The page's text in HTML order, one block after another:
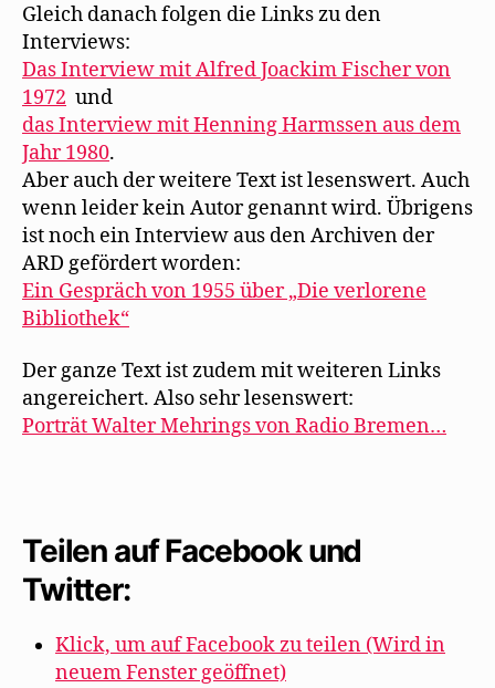
Gleich danach folgen die Links zu den
Interviews:
Das Interview mit Alfred Joackim Fischer von
1972 und
das Interview mit Henning Harmssen aus dem
Jahr 1980.
Aber auch der weitere Text ist lesenswert. Auch
wenn leider kein Autor genannt wird. Übrigens
ist noch ein Interview aus den Archiven der
ARD gefördert worden:
Ein Gespräch von 1955 über „Die verlorene
Bibliothek“
Der ganze Text ist zudem mit weiteren Links
angereichert. Also sehr lesenswert:
Porträt Walter Mehrings von Radio Bremen…
Teilen auf Facebook und
Twitter:
Klick, um auf Facebook zu teilen (Wird in
neuem Fenster geöffnet)